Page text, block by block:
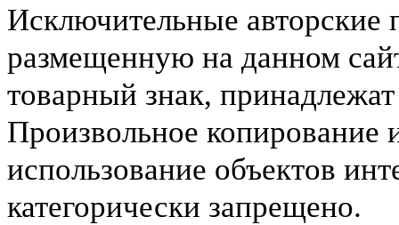
Исключительные
размещенную на данном
товарный знак,
Произвольное копирование
использование объектов
категорически запрещено.